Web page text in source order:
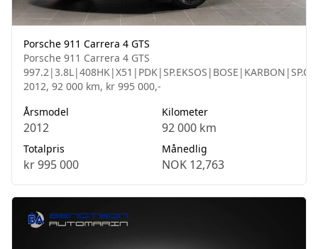
Porsche 911 Carrera 4 GTS
Porsche 911 Carrera 4 GTS
2012, 92 000 km, kr 995 000,-
Årsmodel
2012
Kilometer
92 000 km
Totalpris
kr 995 000
Månedlig
NOK 12,763